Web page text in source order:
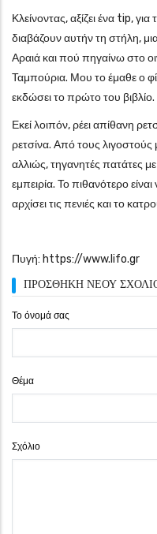
Κλείνοντας, αξίζει ένα tip,
διαβάζουν αυτήν τη στήλη,
Αραιά και πού πηγαίνω στο
Ταμπούρια. Μου το έμαθε ο
εκδώσει το πρώτο του βιβλίο.
Εκεί λοιπόν, ρέει απίθανη
ρετσίνα. Από τους
αλλιώς, τηγανητές πατάτες
εμπειρία. Το πιθανότερο
αρχίσει τις πενιές και το
Πυγή: https://www.lifo.gr
ΠΡΟΣΘΉΚΗ ΝΈΟΥ
Το όνομά σας
Θέμα
Σχόλιο